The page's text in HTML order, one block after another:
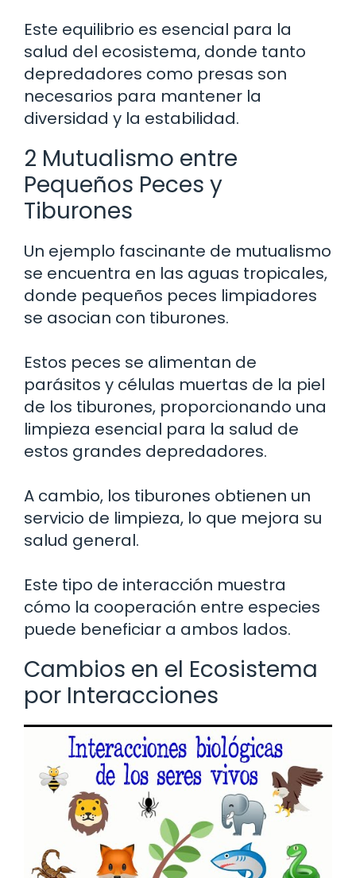
Este equilibrio es esencial para la
salud del ecosistema, donde tanto
depredadores como presas son
necesarios para mantener la
diversidad y la estabilidad.
2 Mutualismo entre
Pequeños Peces y
Tiburones
Un ejemplo fascinante de mutualismo
se encuentra en las aguas tropicales,
donde pequeños peces limpiadores
se asocian con tiburones.
Estos peces se alimentan de
parásitos y células muertas de la piel
de los tiburones, proporcionando una
limpieza esencial para la salud de
estos grandes depredadores.
A cambio, los tiburones obtienen un
servicio de limpieza, lo que mejora su
salud general.
Este tipo de interacción muestra
cómo la cooperación entre especies
puede beneficiar a ambos lados.
Cambios en el Ecosistema
por Interacciones